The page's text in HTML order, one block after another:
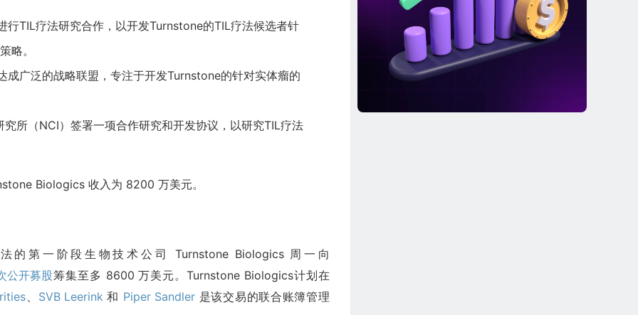
TIL疗法研究合作，以开发Turnstone的TIL疗法候选者针
略。
广泛的战略联盟，专注于开发Turnstone的针对实体瘤的
所（NCI）签署一项合作研究和开发协议，以研究TIL疗法
Biologics 收入为 8200 万美元。
的第一阶段生物技术公司 Turnstone Biologics 周一向
公开募股筹集至多 8600 万美元。Turnstone Biologics计划在
SVB Leerink 和 Piper Sandler是该交易的联合账簿管理